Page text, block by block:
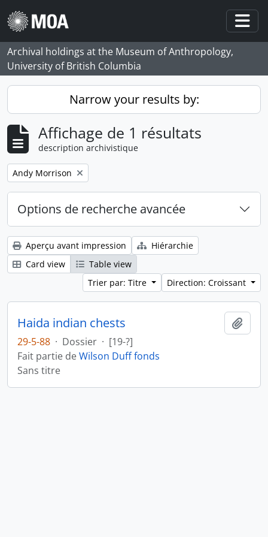
Skip to main content
Archival holdings at the Museum of Anthropology,
University of British Columbia
Narrow your results by:
Affichage de 1 résultats
description archivistique
Remove filter:
Andy Morrison
Options de recherche avancée
Aperçu avant impression
Hiérarchie
Card view
Table view
Trier par: Titre
Direction: Croissant
Haida indian chests
29-5-88 · Dossier · [19-?]
Fait partie deWilson Duff fonds
Sans titre